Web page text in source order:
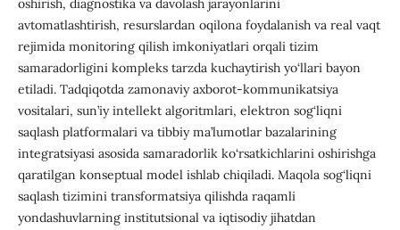
oshirish, diagnostika va davolash jarayonlarini
avtomatlashtirish, resurslardan oqilona foydalanish va real vaqt
rejimida monitoring qilish imkoniyatlari orqali tizim
samaradorligini kompleks tarzda kuchaytirish yo‘llari bayon
etiladi. Tadqiqotda zamonaviy axborot-kommunikatsiya
vositalari, sun’iy intellekt algoritmlari, elektron sog‘liqni
saqlash platformalari va tibbiy ma’lumotlar bazalarining
integratsiyasi asosida samaradorlik ko‘rsatkichlarini oshirishga
qaratilgan konseptual model ishlab chiqiladi. Maqola sog‘liqni
saqlash tizimini transformatsiya qilishda raqamli
yondashuvlarning institutsional va iqtisodiy jihatdan